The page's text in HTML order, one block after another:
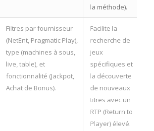
la méthode).
Filtres par fournisseur
(NetEnt, Pragmatic Play),
type (machines à sous,
live, table), et
fonctionnalité (Jackpot,
Achat de Bonus).
Facilite la
recherche de
jeux
spécifiques et
la découverte
de nouveaux
titres avec un
RTP (Return to
Player) élevé.